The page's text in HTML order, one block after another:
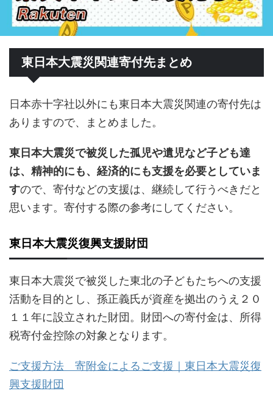
東日本大震災関連寄付先まとめ
日本赤十字社以外にも東日本大震災関連の寄付先は
ありますので、まとめました。
東日本大震災で被災した孤児や遺児など子ども達
は、精神的にも、経済的にも支援を必要としていま
すので、寄付などの支援は、継続して行うべきだと
思います。寄付する際の参考にしてください。
東日本大震災復興支援財団
東日本大震災で被災した東北の子どもたちへの支援
活動を目的とし、孫正義氏が資産を拠出のうえ２０
１１年に設立された財団。財団への寄付金は、所得
税寄付金控除の対象となります。
ご支援方法 寄附金によるご支援｜東日本大震災復
興支援財団